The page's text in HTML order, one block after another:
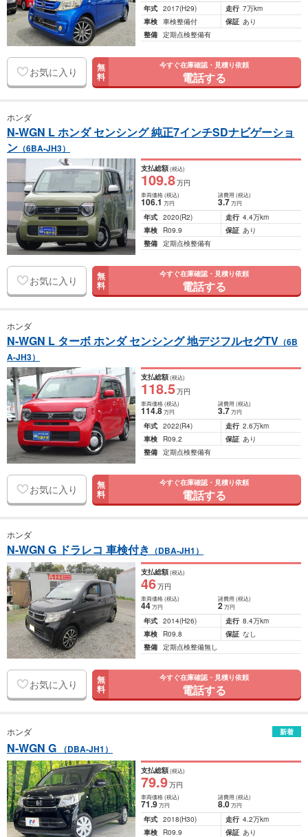
年式 2017(H29) 走行 7万km
車検 車検整備付 保証 あり
整備 定期点検整備有
お気に入り 無
料
今すぐ在庫確認・見積り依頼
電話する
ホンダ
N-WGN L ホンダ センシング 純正7インチSDナビゲーショ
ン （6BA-JH3）
支払総額(税込)
109.8万円
車両価格(税込)
106.1万円
諸費用 (税込)
3.7 万円
年式 2020(R2) 走行 4.4万km
車検
R09.9 保証 あり
整備 定期点検整備有
お気に入り 無
料
今すぐ在庫確認・見積り依頼
電話する
ホンダ
N-WGN L ターボ ホンダ センシング 地デジフルセグTV （6B
A-JH3）
支払総額(税込)
118.5万円
車両価格(税込)
114.8万円
諸費用 (税込)
3.7 万円
年式 2022(R4) 走行 2.6万km
車検
R09.2 保証 あり
整備 定期点検整備有
お気に入り 無
料
今すぐ在庫確認・見積り依頼
電話する
ホンダ
N-WGN G ドラレコ 車検付き （DBA-JH1）
支払総額(税込)
46万円
車両価格(税込)
44万円
諸費用 (税込)
2 万円
年式 2014(H26) 走行 8.4万km
車検
R09.8 保証 なし
整備 定期点検整備無し
お気に入り 無
料
今すぐ在庫確認・見積り依頼
電話する
ホンダ 新着
N-WGN G （DBA-JH1）
支払総額(税込)
79.9万円
車両価格(税込)
71.9万円
諸費用 (税込)
8.0 万円
年式 2018(H30) 走行 4.2万km
車検
R09.9 保証 あり